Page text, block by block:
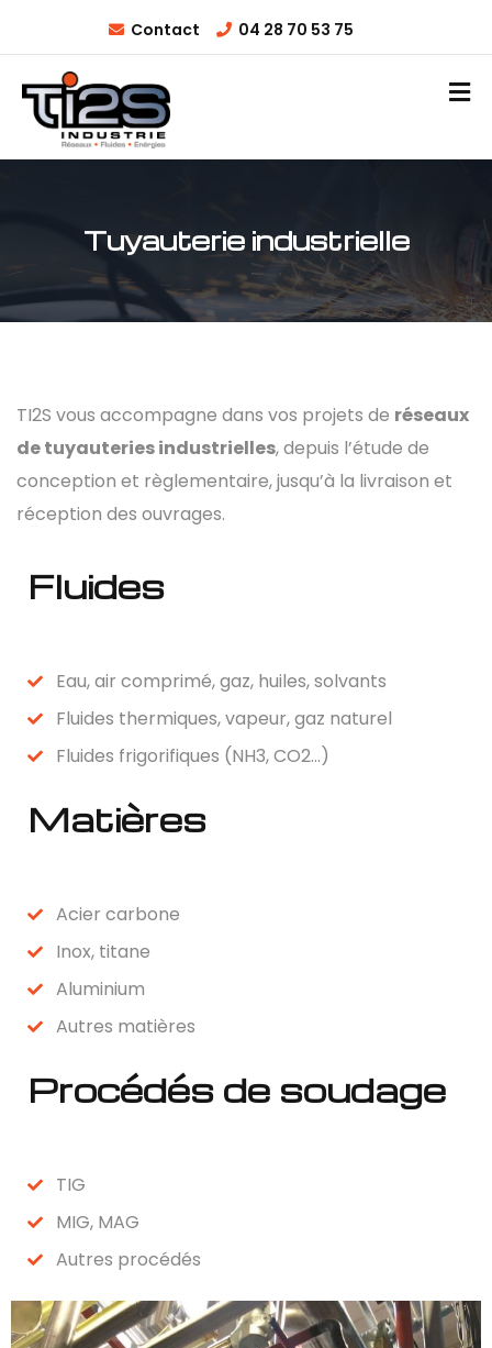
Contact 04 28 70 53 75
Tuyauterie industrielle
TI2S vous accompagne dans vos projets de réseaux
de tuyauteries industrielles, depuis l’étude de
conception et règlementaire, jusqu’à la livraison et
réception des ouvrages.
Fluides
Eau, air comprimé, gaz, huiles, solvants
Fluides thermiques, vapeur, gaz naturel
Fluides frigorifiques (NH3, CO2…)
Matières
Acier carbone
Inox, titane
Aluminium
Autres matières
Procédés de soudage
TIG
MIG, MAG
Autres procédés